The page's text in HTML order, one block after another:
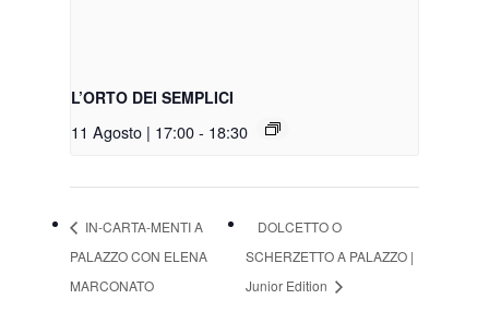
L’ORTO DEI SEMPLICI
11 Agosto | 17:00- 18:30
IN-CARTA-MENTI A
PALAZZO CON ELENA
MARCONATO
DOLCETTO O
SCHERZETTO A PALAZZO |
Junior Edition